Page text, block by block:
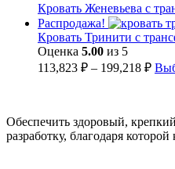
Кровать Женевьева с
Распродажа!
Кровать Тринити с
Оценка 5.00 из 5
113,823 ₽ – 199,218 ₽
Обеспечить здоровый,
разработку, благодаря